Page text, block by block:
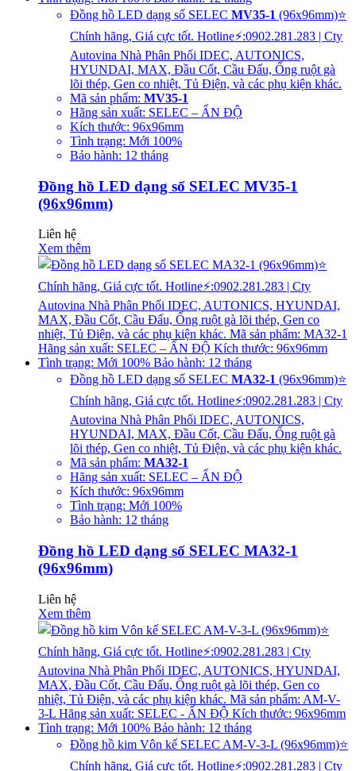
Đồng hồ LED dạng số SELEC MV35-1 (96x96mm)⭐
Chính hãng, Giá cực tốt. Hotline⚡:0902.281.283 | Cty
Autovina Nhà Phân Phối IDEC, AUTONICS,
HYUNDAI, MAX, Đầu Cốt, Cầu Đấu, Ống ruột gà
lõi thép, Gen co nhiệt, Tủ Điện, và các phụ kiện khác.
Mã sản phẩm: MV35-1
Hãng sản xuất: SELEC – ẤN ĐỘ
Kích thước: 96x96mm
Tình trạng: Mới 100%
Bảo hành: 12 tháng
Đồng hồ LED dạng số SELEC MV35-1
(96x96mm)
Liên hệ
Xem thêm
Đồng hồ LED dạng số SELEC MA32-1 (96x96mm)⭐
Chính hãng, Giá cực tốt. Hotline⚡:0902.281.283 | Cty
Autovina Nhà Phân Phối IDEC, AUTONICS,
HYUNDAI, MAX, Đầu Cốt, Cầu Đấu, Ống ruột gà
lõi thép, Gen co nhiệt, Tủ Điện, và các phụ kiện khác.
Mã sản phẩm: MA32-1
Hãng sản xuất: SELEC – ẤN ĐỘ
Kích thước: 96x96mm
Tình trạng: Mới 100%
Bảo hành: 12 tháng
Đồng hồ LED dạng số SELEC MA32-1
(96x96mm)
Liên hệ
Xem thêm
Đồng hồ kim Vôn kế SELEC AM-V-3-L (96x96mm)⭐
Chính hãng, Giá cực tốt. Hotline⚡:0902.281.283 | Cty